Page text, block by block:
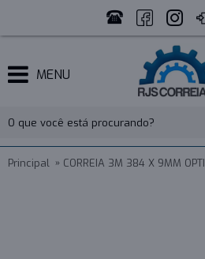
MENU
Principal CORREIA 3M 384 X 9MM